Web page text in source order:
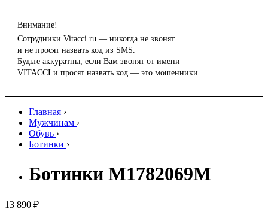
Внимание!
Сотрудники Vitacci.ru — никогда не звонят
и не просят назвать код из SMS.
Будьте аккуратны, если Вам звонят от имени
VITACCI и просят назвать код — это мошенники.
Главная ›
Мужчинам ›
Обувь ›
Ботинки ›
Ботинки M1782069M
13 890 ₽